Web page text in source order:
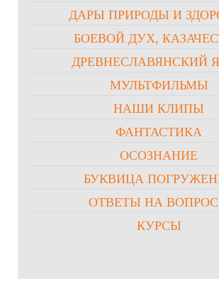
ДАРЫ ПРИРОДЫ И
БОЕВОЙ ДУХ,
ДРЕВНЕСЛАВЯНСКИЙ
МУЛЬТФИЛЬМЫ
НАШИ КЛИПЫ
ФАНТАСТИКА
ОСОЗНАНИЕ
БУКВИЦА
ОТВЕТЫ НА
КУРСЫ